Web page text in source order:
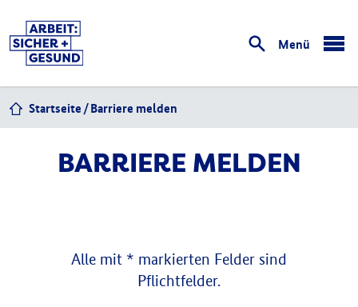
Menü
Startseite Barriere melden
BARRIERE MELDEN
Alle mit * markierten Felder sind
Pflichtfelder.